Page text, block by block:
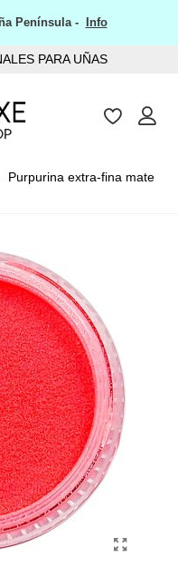
Península - Info
PARA UÑAS
Purpurina extra-fina mate